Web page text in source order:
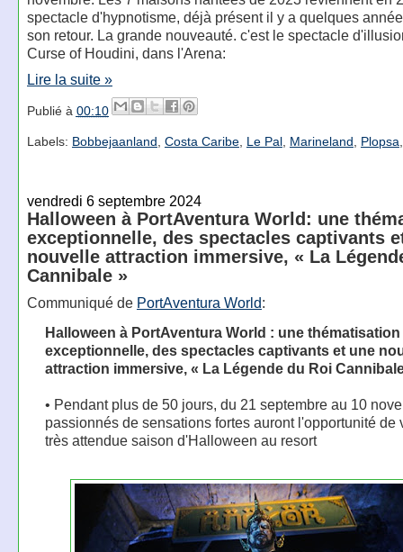
spectacle d'hypnotisme, déjà présent il y a quelques
son retour. La grande nouveauté. c'est le spectacle
Curse of Houdini, dans l'Arena:
Lire la suite »
Publié à 00:10
Labels: Bobbejaanland Costa Caribe, Le Pal, Marineland Plopsa
vendredi 6 septembre 2024
Halloween à PortAventura World: une
exceptionnelle, des spectacles captivants
nouvelle attraction immersive, « La
Cannibale »
Communiqué de PortAventura World:
Halloween à PortAventura World : une thématisation
exceptionnelle, des spectacles captivants et une
attraction immersive, « La Légende du Roi
• Pendant plus de 50 jours, du 21 septembre au 10
passionnés de sensations fortes auront l'opportunité de
très attendue saison d'Halloween au resort